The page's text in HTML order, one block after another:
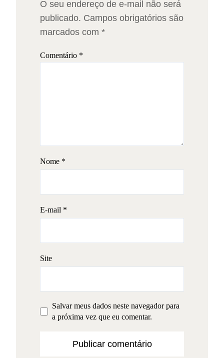
O seu endereço de e-mail não será
publicado. Campos obrigatórios são
marcados com *
Comentário *
Nome *
E-mail *
Site
Salvar meus dados neste navegador para
a próxima vez que eu comentar.